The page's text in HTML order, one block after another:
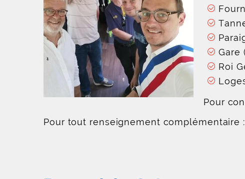
Gare
Roi
Pour
Pour tout renseignement complémentaire :